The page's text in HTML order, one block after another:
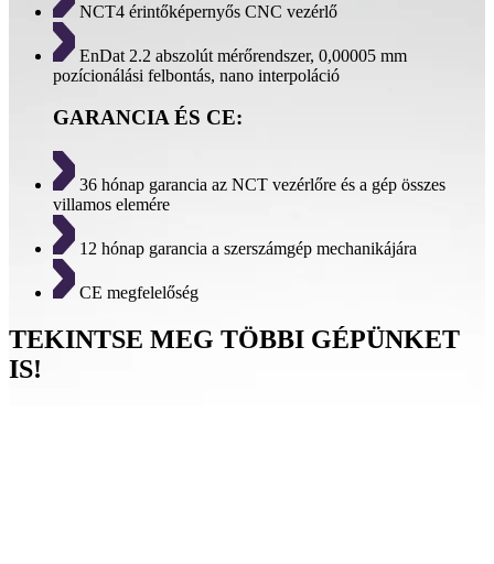
NCT4 érintőképernyős CNC vezérlő
EnDat 2.2 abszolút mérőrendszer, 0,00005 mm
pozícionálási felbontás, nano interpoláció
GARANCIA ÉS CE:
36 hónap garancia az NCT vezérlőre és a gép összes
villamos elemére
12 hónap garancia a szerszámgép mechanikájára
CE megfelelőség
TEKINTSE MEG TÖBBI GÉPÜNKET
IS!